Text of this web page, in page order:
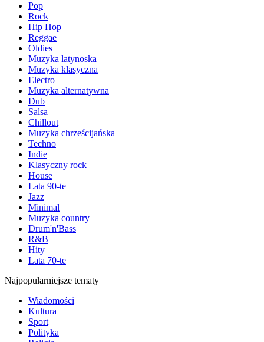
Pop
Rock
Hip Hop
Reggae
Oldies
Muzyka latynoska
Muzyka klasyczna
Electro
Muzyka alternatywna
Dub
Salsa
Chillout
Muzyka chrześcijańska
Techno
Indie
Klasyczny rock
House
Lata 90-te
Jazz
Minimal
Muzyka country
Drum'n'Bass
R&B
Hity
Lata 70-te
Najpopularniejsze tematy
Wiadomości
Kultura
Sport
Polityka